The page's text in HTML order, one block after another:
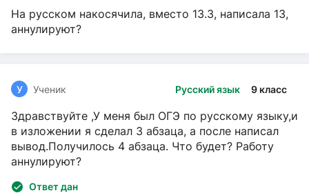
На русском накосячила, вместо 13.3, написала 13,
аннулируют?
Русский язык 9 класс
У Ученик
Здравствуйте ,У меня был ОГЭ по русскому языку,и
в изложении я сделал 3 абзаца, а после написал
вывод.Получилось 4 абзаца. Что будет? Работу
аннулируют?
Ответ дан